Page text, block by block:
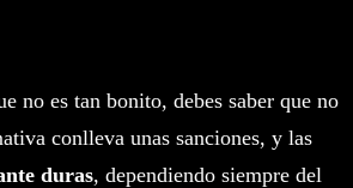
no es tan bonito, debes saber que no
conlleva unas sanciones, y las
duras, dependiendo siempre del